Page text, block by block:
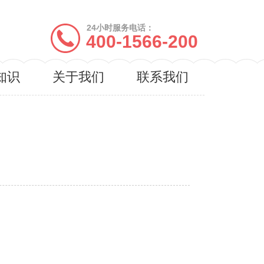
24小时服务电话：
400-1566-200
识 关于我们 联系我们